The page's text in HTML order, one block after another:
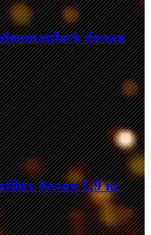
белая
белая 1,9 кг